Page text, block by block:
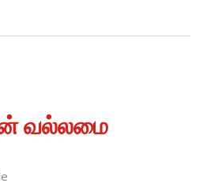
வல்லமை